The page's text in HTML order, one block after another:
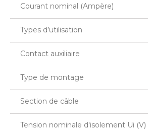
Courant nominal (Ampère)
Types d’utilisation
Contact auxiliaire
Type de montage
Section de câble
Tension nominale d'isolement Ui (V)